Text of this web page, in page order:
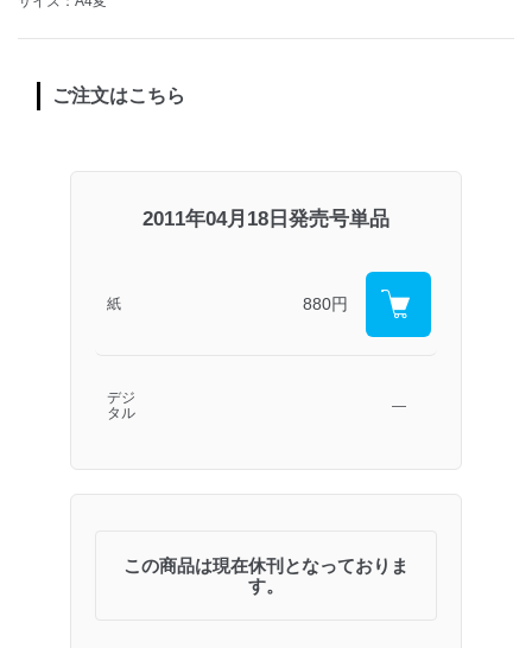
ご注文はこちら
2011年04月18日発売号単品
紙 880円
デジ
タル
―
この商品は現在休刊となっておりま
す。